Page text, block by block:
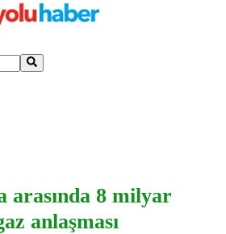
8 milyar
anlaşması